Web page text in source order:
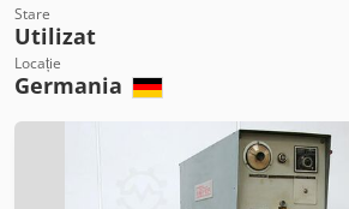
Stare
Utilizat
Locație
Germania